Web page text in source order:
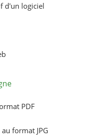
d'un logiciel
PDF
format JPG